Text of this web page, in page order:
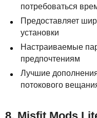
потребоваться
Предоставляет
установки
Настраиваемые
предпочтениям
Лучшие
потокового